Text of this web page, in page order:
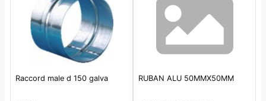
Raccord male d 150 galva RUBAN ALU 50MMX50MM